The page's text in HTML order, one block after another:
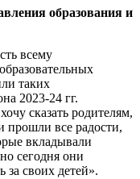
образования и
всему
таких
2023-24 гг.
сказать родителям,
прошли все радости,
вкладывали
сегодня они
своих детей».